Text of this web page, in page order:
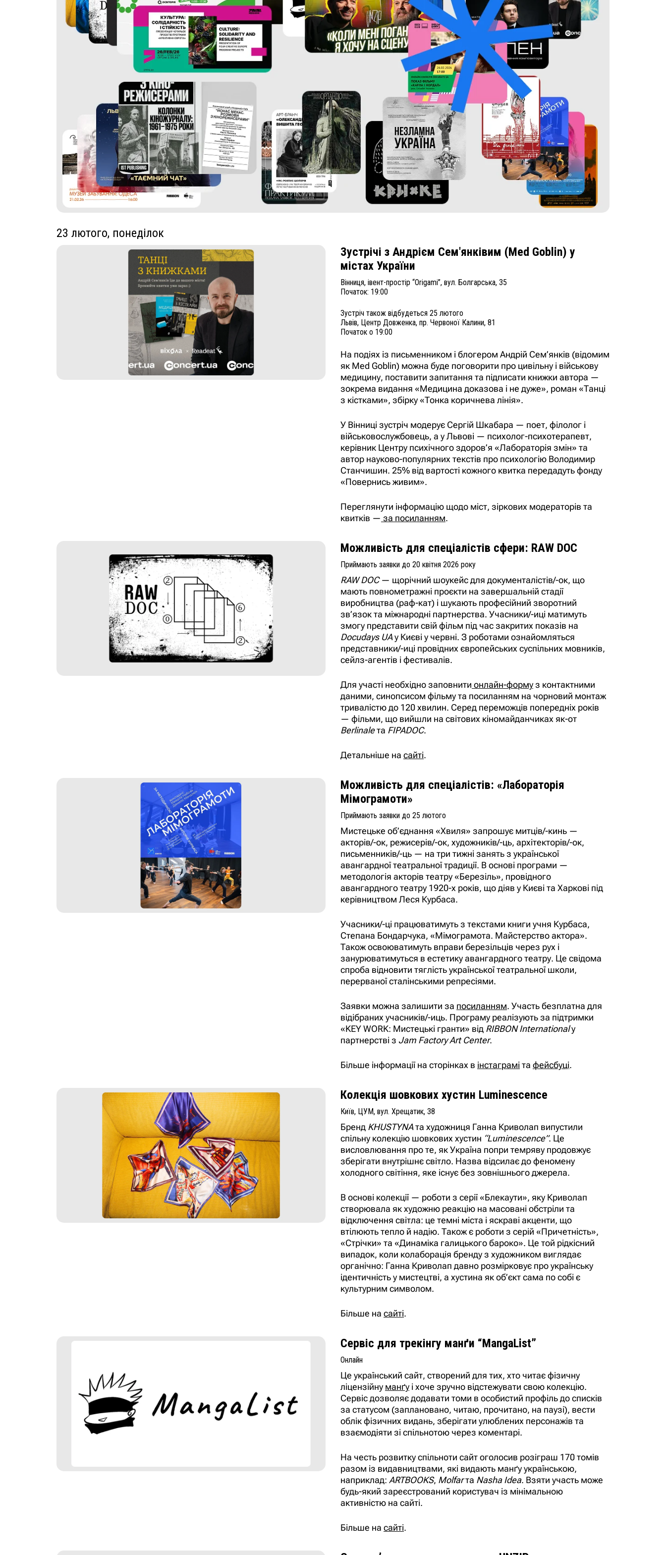
23 лютого, понеділок
Зустрічі з Андрієм Сем'янківим (Med Goblin) у
містах України
Вінниця, івент-простір “Origami”, вул. Болгарська, 35
Початок: 19:00
Зустріч також відбудеться 25 лютого
Львів, Центр Довженка, пр. Червоної Калини, 81
Початок о 19:00
На подіях із письменником і блогером Андрій Сем’янків (відомим
як Med Goblin) можна буде поговорити про цивільну і військову
медицину, поставити запитання та підписати книжки автора —
зокрема видання «Медицина доказова і не дуже», роман «Танці
з кістками», збірку «Тонка коричнева лінія».
У Вінниці зустріч модерує Сергій Шкабара — поет, філолог і
військовослужбовець, а у Львові — психолог-психотерапевт,
керівник Центру психічного здоров’я «Лабораторія змін» та
автор науково-популярних текстів про психологію Володимир
Станчишин. 25% від вартості кожного квитка передадуть фонду
«Повернись живим».
Переглянути інформацію щодо міст, зіркових модераторів та
квитків — за посиланням.
Можливість для спеціалістів сфери: RAW DOC
Приймають заявки до 20 квітня 2026 року
RAW DOC— щорічний шоукейс для документалістів/-ок, що
мають повнометражні проєкти на завершальній стадії
виробництва (раф-кат) і шукають професійний зворотний
зв’язок та міжнародні партнерства. Учасники/-иці матимуть
змогу представити свій фільм під час закритих показів на
Docudays UAу Києві у червні. З роботами ознайомляться
представники/-иці провідних європейських суспільних мовників,
сейлз-агентів і фестивалів.
Для участі необхідно заповнити онлайн-формуз контактними
даними, синопсисом фільму та посиланням на чорновий монтаж
тривалістю до 120 хвилин. Серед переможців попередніх років
— фільми, що вийшли на світових кіномайданчиках як-от
Berlinaleта FIPADOC.
Детальніше на сайті.
Можливість для спеціалістів: «Лабораторія
Мімограмоти»
Приймають заявки до 25 лютого
Мистецьке об’єднання «Хвиля» запрошує митців/-кинь —
акторів/-ок, режисерів/-ок, художників/-ць, архітекторів/-ок,
письменників/-ць — на три тижні занять з української
авангардної театральної традиції. В основі програми —
методологія акторів театру «Березіль», провідного
авангардного театру 1920-х років, що діяв у Києві та Харкові під
керівництвом Леся Курбаса.
Учасники/-ці працюватимуть з текстами книги учня Курбаса,
Степана Бондарчука, «Мімограмота. Майстерство актора».
Також освоюватимуть вправи березільців через рух і
занурюватимуться в естетику авангардного театру. Це свідома
спроба відновити тяглість української театральної школи,
перерваної сталінськими репресіями.
Заявки можна залишити за посиланням. Участь безплатна для
відібраних учасників/-иць. Програму реалізують за підтримки
«KEY WORK: Мистецькі гранти» від RIBBON Internationalу
партнерстві з Jam Factory Art Center.
Більше інформації на сторінках в інстаграміта фейсбуці.
Колекція шовкових хустин Luminescence
Київ, ЦУМ, вул. Хрещатик, 38
Бренд KHUSTYNAта художниця Ганна Криволап випустили
спільну колекцію шовкових хустин “Luminescence”. Це
висловлювання про те, як Україна попри темряву продовжує
зберігати внутрішнє світло. Назва відсилає до феномену
холодного світіння, яке існує без зовнішнього джерела.
В основі колекції — роботи з серії «Блекаути», яку Криволап
створювала як художню реакцію на масовані обстріли та
відключення світла: це темні міста і яскраві акценти, що
втілюють тепло й надію. Також є роботи з серій «Причетність»,
«Стрічки» та «Динаміка галицького бароко». Це той рідкісний
випадок, коли колаборація бренду з художником виглядає
органічно: Ганна Криволап давно розмірковує про українську
ідентичність у мистецтві, а хустина як об’єкт сама по собі є
культурним символом.
Більше на сайті.
Сервіс для трекінгу манґи “MangaList”
Онлайн
Це український сайт, створений для тих, хто читає фізичну
ліцензійну манґу і хоче зручно відстежувати свою колекцію.
Сервіс дозволяє додавати томи в особистий профіль до списків
за статусом (заплановано, читаю, прочитано, на паузі), вести
облік фізичних видань, зберігати улюблених персонажів та
взаємодіяти зі спільнотою через коментарі.
На честь розвитку спільноти сайт оголосив розіграш 170 томів
разом із видавництвами, які видають манґу українською,
наприклад: ARTBOOKS, Molfarта Nasha Idea. Взяти участь може
будь-який зареєстрований користувач із мінімальною
активністю на сайті.
Більше на сайті.